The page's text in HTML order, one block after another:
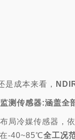
是成本来看，
测传感器:涵盖全
局冷媒传感器，
在-40~85℃全工况